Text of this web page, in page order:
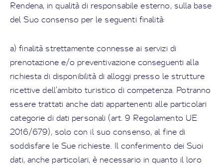
Rendena, in qualità di responsabile esterno, sulla base
del Suo consenso per le seguenti finalità:
a) finalità strettamente connesse ai servizi di
prenotazione e/o preventivazione conseguenti alla
richiesta di disponibilità di alloggi presso le strutture
ricettive dell’ambito turistico di competenza. Potranno
essere trattati anche dati appartenenti alle particolari
categorie di dati personali (art. 9 Regolamento UE
2016/679), solo con il suo consenso, al fine di
soddisfare le Sue richieste. Il conferimento dei Suoi
dati, anche particolari, è necessario in quanto il loro